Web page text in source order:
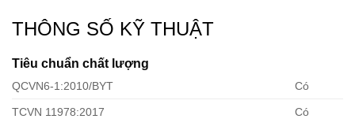
THÔNG SỐ KỸ THUẬT
Tiêu chuẩn chất lượng
QCVN6-1:2010/BYT Có
TCVN 11978:2017 Có